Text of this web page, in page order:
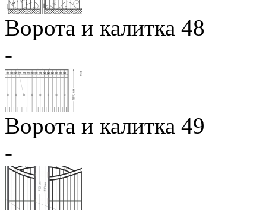
Ворота и калитка 48
-
Ворота и калитка 49
-